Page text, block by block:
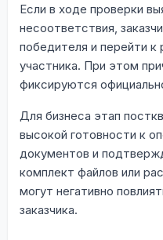
Если в ходе проверки
несоответствия,
победителя и перейти
участника. При этом
фиксируются
Для бизнеса этап
высокой готовности к
документов и
комплект файлов или
могут негативно
заказчика.